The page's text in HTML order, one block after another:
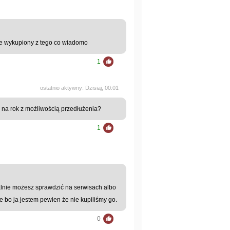
wykupiony z tego co wiadomo
1
ostatnio aktywny: Dzisiaj, 00:01
rok z możliwością przedłużenia?
1
możesz sprawdzić na serwisach albo
bo ja jestem pewien że nie kupiliśmy go.
0